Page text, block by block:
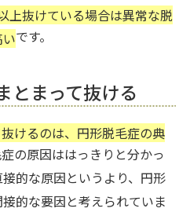
上抜けている場合は異常な脱
です。
とまって抜ける
けるのは、円形脱毛症の典
の原因ははっきりと分かっ
的な原因というより、円形
的な要因と考えられていま